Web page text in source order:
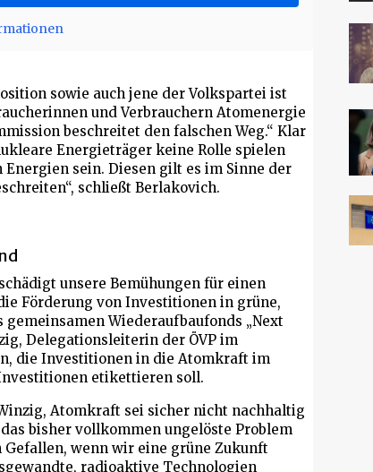
sowie auch jene der Volkspartei ist
und Verbrauchern Atomenergie
beschreitet den falschen Weg.“ Klar
Energieträger keine Rolle spielen
Energien sein. Diesen gilt es im Sinne der
schließt Berlakovich.
unsere Bemühungen für einen
Förderung von Investitionen in grüne,
Wiederaufbaufonds „Next
, Delegationsleiterin der ÖVP im
die Investitionen in die Atomkraft im
etikettieren soll.
Atomkraft sei sicher nicht nachhaltig
bisher vollkommen ungelöste Problem
wenn wir eine grüne Zukunft
radioaktive Technologien